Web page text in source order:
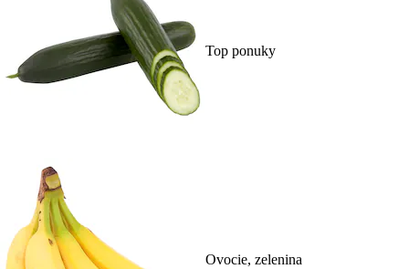
Top ponuky
Ovocie, zelenina